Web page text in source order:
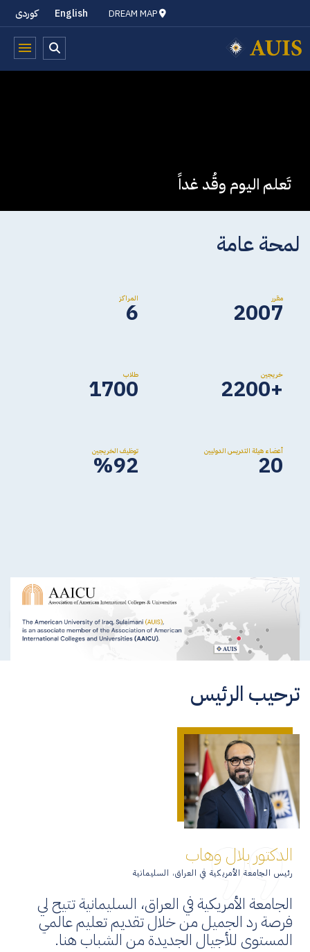
English کوردی
تَعلم اليوم وقُد غداً
لمحة عامة
مقرر
2007 المراكز
6
خريجين
+2200 طلاب
1700
أعضاء هيئة التدريس الدوليين
20 توظيف الخريجين
%92
ترحيب الرئيس
الدكتور بلال وهاب
رئيس الجامعة الأمريكية في العراق، السليمانية
الجامعة الأمريكية في العراق، السليمانية تتيح لي
فرصة رد الجميل من خلال تقديم تعليم عالمي
المستوى للأجيال الجديدة من الشباب هنا.